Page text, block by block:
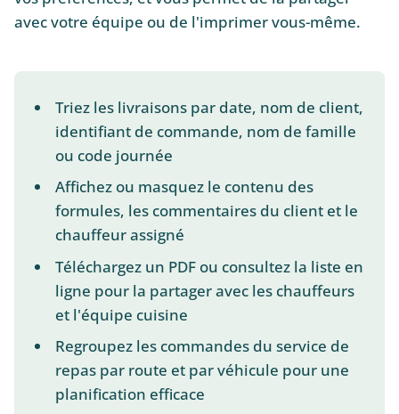
avec votre équipe ou de l'imprimer vous-même.
Triez les livraisons par date, nom de client,
identifiant de commande, nom de famille
ou code journée
Affichez ou masquez le contenu des
formules, les commentaires du client et le
chauffeur assigné
Téléchargez un PDF ou consultez la liste en
ligne pour la partager avec les chauffeurs
et l'équipe cuisine
Regroupez les commandes du service de
repas par route et par véhicule pour une
planification efficace